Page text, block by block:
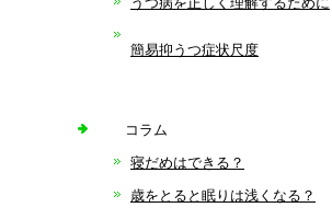
簡易抑うつ症状尺度
コラム
寝だめはできる？
歳をとると眠りは浅くなる？